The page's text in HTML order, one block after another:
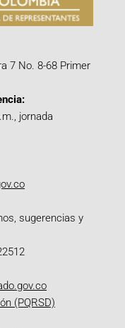
7 No. 8-68 Primer
jornada
sugerencias y
(PQRSD)